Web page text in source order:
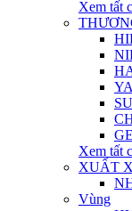
Xem tất
Xem tất
XUẤT
Vùng